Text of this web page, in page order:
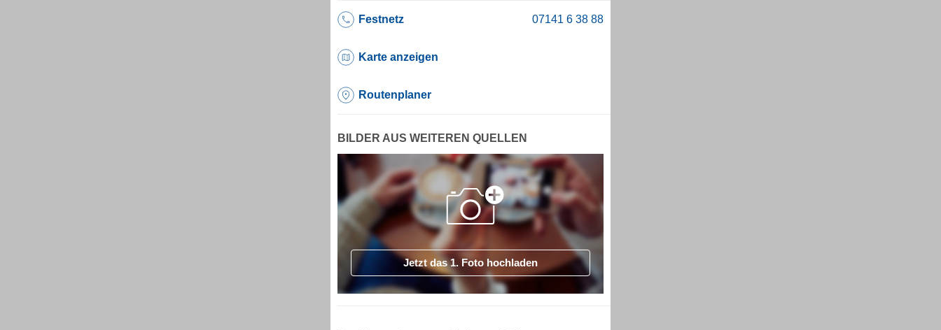
Festnetz
Karte anzeigen
Routenplaner
BILDER AUS WEITEREN QUELLEN
Jetzt das 1. Foto hochladen